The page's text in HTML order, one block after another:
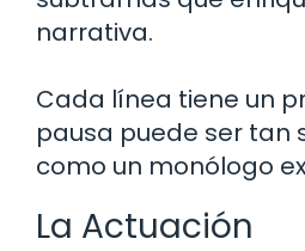
narrativa.
Cada línea tiene un
pausa puede ser tan
como un monólogo
La Actuación